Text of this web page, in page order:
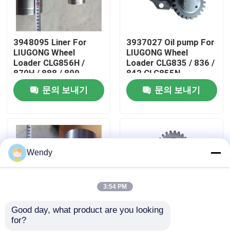
화면
우리에 대하여
공장 여행
품질 관리
연락주세요
뉴스
3948095 Liner For
LIUGONG Wheel
Loader CLG856H /
870H / 888 / 899
Excavator 939E/945E
Engine 6CT8.3 /
6CTA8.3 / 6CTAA8.3
문의 보내기
3937027 Oil pump For
LIUGONG Wheel
Loader CLG835 / 836 /
842 CLG855N
Excavator 908C /
910E / 915D Engine
QSB3.9 / ISB4.5
문의 보내기
3904166 Liner For
Wendy
3:54 PM
Good day, what product are you looking
for?